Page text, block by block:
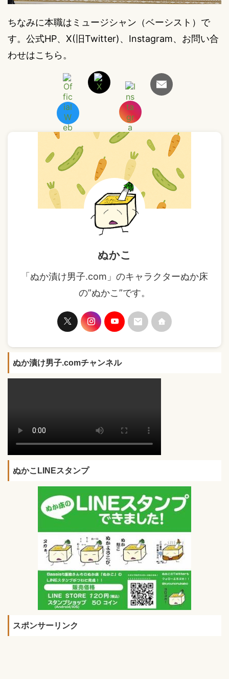
ちなみに本職はミュージシャン（ベーシスト）で
す。公式HP、X(旧Twitter)、Instagram、お問い合
わせはこちら。
ぬかこ
「ぬか漬け男子.com」のキャラクターぬか床
の”ぬかこ”です。
ぬか漬け男子.comチャンネル
ぬかこLINEスタンプ
スポンサーリンク